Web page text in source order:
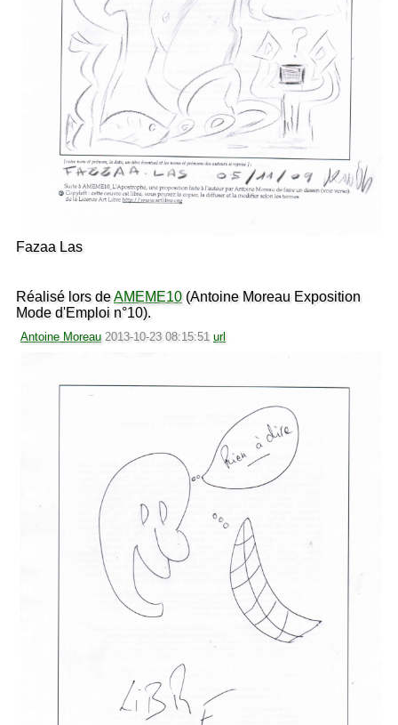
Fazaa Las
Réalisé lors deAMEME10(Antoine Moreau Exposition
Mode d'Emploi n°10).
Antoine Moreau 2013-10-23 08:15:51 url